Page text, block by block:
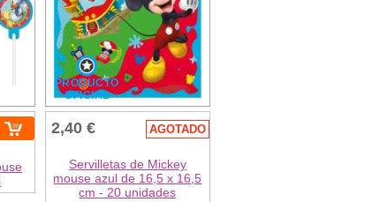
PRODUCTO
OFICIAL
2,40 € AGOTADO
Servilletas de Mickey
mouse azul de 16,5 x 16,5
cm - 20 unidades